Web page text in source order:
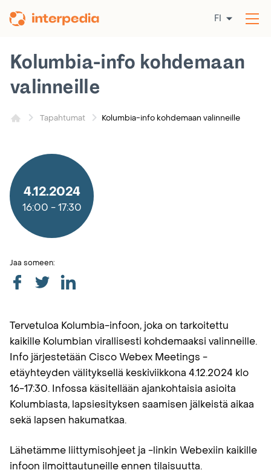
sisältöön
FI
Tapahtumat Kolumbia-info kohdemaan valinneille
Kolumbia-info kohdemaan
valinneille
4.12.2024
16:00 -17:30
Jaa someen:
Tervetuloa Kolumbia-infoon, joka on tarkoitettu
kaikille Kolumbian virallisesti kohdemaaksi valinneille.
Info järjestetään Cisco Webex Meetings -
etäyhteyden välityksellä keskiviikkona 4.12.2024 klo
16-17:30. Infossa käsitellään ajankohtaisia asioita
Kolumbiasta, lapsiesityksen saamisen jälkeistä aikaa
sekä lapsen hakumatkaa.
Lähetämme liittymisohjeet ja -linkin Webexiin kaikille
infoon ilmoittautuneille ennen tilaisuutta.